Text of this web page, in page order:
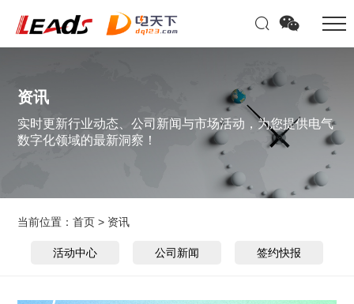
资讯
实时更新行业动态、公司新闻与市场活动，为您提供电气
数字化领域的最新洞察！
当前位置：首页 > 资讯
活动中心 公司新闻 签约快报